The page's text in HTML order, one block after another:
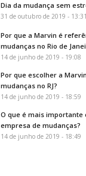
Dia da mudança sem
31 de outubro de 2019 - 13:31
Por que a Marvin é
mudanças no Rio de
14 de junho de 2019 - 19:08
Por que escolher a
mudanças no RJ?
14 de junho de 2019 - 18:59
O que é mais importante
empresa de mudanças?
14 de junho de 2019 - 18:49